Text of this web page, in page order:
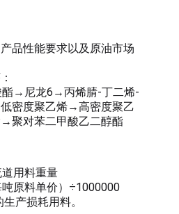
品性能要求以及原油市场
→尼龙6→丙烯腈-丁二烯-
密度聚乙烯→高密度聚乙
聚对苯二甲酸乙二醇酯
用料重量
原料单价）÷1000000
产损耗用料。